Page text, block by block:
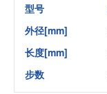
型号
外径[mm]
长度[mm]
步数